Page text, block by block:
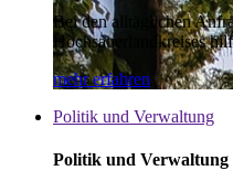
Bei den alltäglichen
Hochsauerlandkreises
mehr erfahren
Politik und Verwaltung
Politik und Verwaltung